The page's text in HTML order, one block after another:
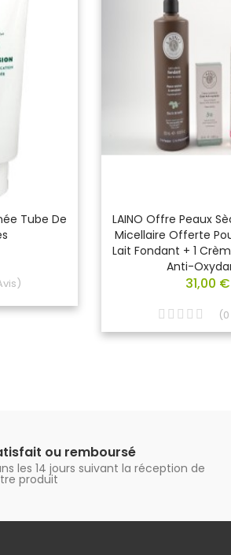
Tube De
)
LAINO Offre Peaux
Micellaire Offerte
Lait Fondant + 1
Anti-
31,00 €
(0
ou remboursé
les 14 jours suivant la réception de
produit